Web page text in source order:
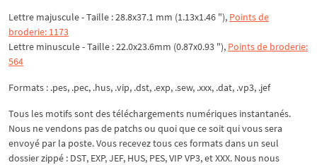
Lettre majuscule - Taille : 28.8x37.1 mm (1.13x1.46 "), Points de
broderie: 1173
Lettre minuscule - Taille : 22.0x23.6mm (0.87x0.93 "), Points de broderie:
564
Formats : .pes, .pec, .hus, .vip, .dst, .exp, .sew, .xxx, .dat, .vp3, .jef
Tous les motifs sont des téléchargements numériques instantanés.
Nous ne vendons pas de patchs ou quoi que ce soit qui vous sera
envoyé par la poste. Vous recevez tous ces formats dans un seul
dossier zippé : DST, EXP, JEF, HUS, PES, VIP VP3, et XXX. Nous nous